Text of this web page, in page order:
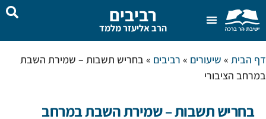
רביבים
הרב אליעזר מלמד
דף הבית » שיעורים » רביבים » בחריש תשבות – שמירת השבת
במרחב הציבורי
בחריש תשבות – שמירת השבת במרחב